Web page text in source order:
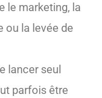
le marketing, la
ou la levée de
lancer seul
parfois être